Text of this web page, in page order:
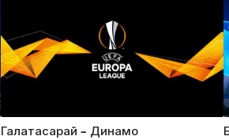
Галатасарай – Динамо